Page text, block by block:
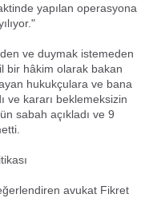
yapılan operasyona
ve duymak istemeden
bir hâkim olarak bakan
hukukçulara ve bana
ve kararı beklemeksizin
sabah açıkladı ve 9
avukat Fikret